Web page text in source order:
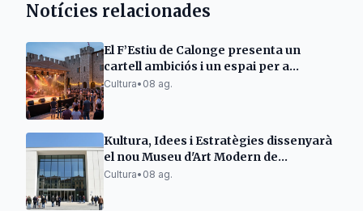
Notícies relacionades
El F’Estiu de Calonge presenta un
cartell ambiciós i un espai per a
emergents
Cultura• 08 ag.
Kultura, Idees i Estratègies dissenyarà
el nou Museu d'Art Modern de
Tarragona
Cultura• 08 ag.